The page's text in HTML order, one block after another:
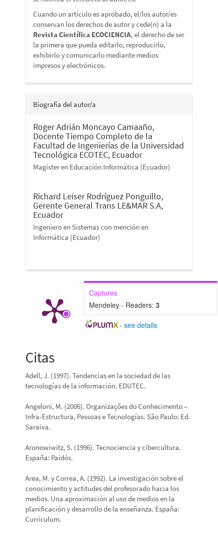
Cuando un artículo es aprobado, el/los autor/es
conservan los derechos de autor y cede(n) a la
Revista Científica ECOCIENCIA, el derecho de ser
la primera que pueda editarlo, reproducirlo,
exhibirlo y comunicarlo mediante medios
impresos y electrónicos.
Biografía del autor/a
Roger Adrián Moncayo Camaaño,
Docente Tiempo Completo de la
Facultad de Ingenierías de la Universidad
Tecnológica ECOTEC, Ecuador
Magíster en Educación Informática (Ecuador)
Richard Leiser Rodríguez Ponguillo,
Gerente General Trans LE&MAR S.A,
Ecuador
Ingeniero en Sistemas con mención en
Informática (Ecuador)
Captures
Mendeley - Readers:3
-see details
Citas
Adell, J. (1997). Tendencias en la sociedad de las
tecnologías de la información. EDUTEC.
Angeloni, M. (2006). Organizações do Conhecimento –
Infra-Estructura, Pessoas e Tecnologías. São Paulo: Ed.
Saraiva.
Aronowiwitz, S. (1996). Tecnociencia y cibercultura.
España: Paidós.
Area, M. y Correa, A. (1992). La investigación sobre el
conocimiento y actitudes del profesorado hacia los
medios. Una aproximación al uso de medios en la
planificación y desarrollo de la enseñanza. España:
Currículum.